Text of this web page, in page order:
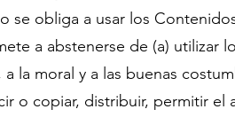
se obliga a usar los
a abstenerse de (a) utilizar
a la moral y a las buenas
o copiar, distribuir, permitir el